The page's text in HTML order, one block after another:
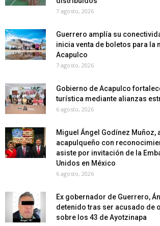
7 agosto, 2026
Guerrero amplía su
inicia venta de boletos para la
Acapulco
7 agosto, 2026
Gobierno de Acapulco
turística mediante alianzas
6 agosto, 2026
Miguel Ángel Godínez Muñoz,
acapulqueño con
asiste por invitación de la
Unidos en México
6 agosto, 2026
Ex gobernador de Guerrero,
detenido tras ser acusado de
sobre los 43 de Ayotzinapa